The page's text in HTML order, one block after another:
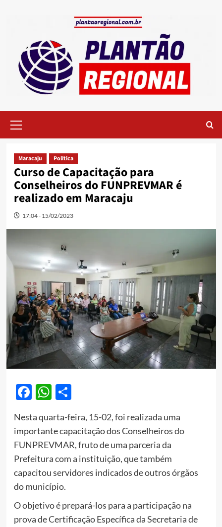
Menu
Maracaju Política
Curso de Capacitação para
Conselheiros do FUNPREVMAR é
realizado em Maracaju
17:04 - 15/02/2023
Facebook
WhatsApp
Share
Nesta quarta-feira, 15-02, foi realizada uma
importante capacitação dos Conselheiros do
FUNPREVMAR, fruto de uma parceria da
Prefeitura com a instituição, que também
capacitou servidores indicados de outros órgãos
do município.
O objetivo é prepará-los para a participação na
prova de Certificação Específica da Secretaria de